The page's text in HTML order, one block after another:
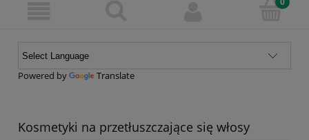
Powered by Translate
Kosmetyki na przetłuszczające się włosy